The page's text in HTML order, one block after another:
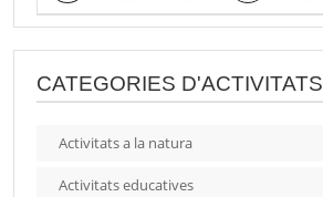
CATEGORIES D'ACTIVITATS
Activitats a la natura
Activitats educatives